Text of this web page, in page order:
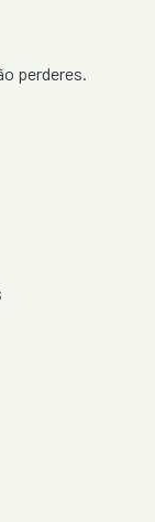
perderes.